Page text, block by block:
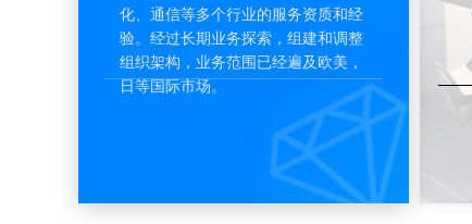
化、通信等多个行业的服务资质和经
验。经过长期业务探索，组建和调整
组织架构，业务范围已经遍及欧美，
日等国际市场。